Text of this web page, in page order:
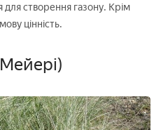
створення газону. Крім
цінність.